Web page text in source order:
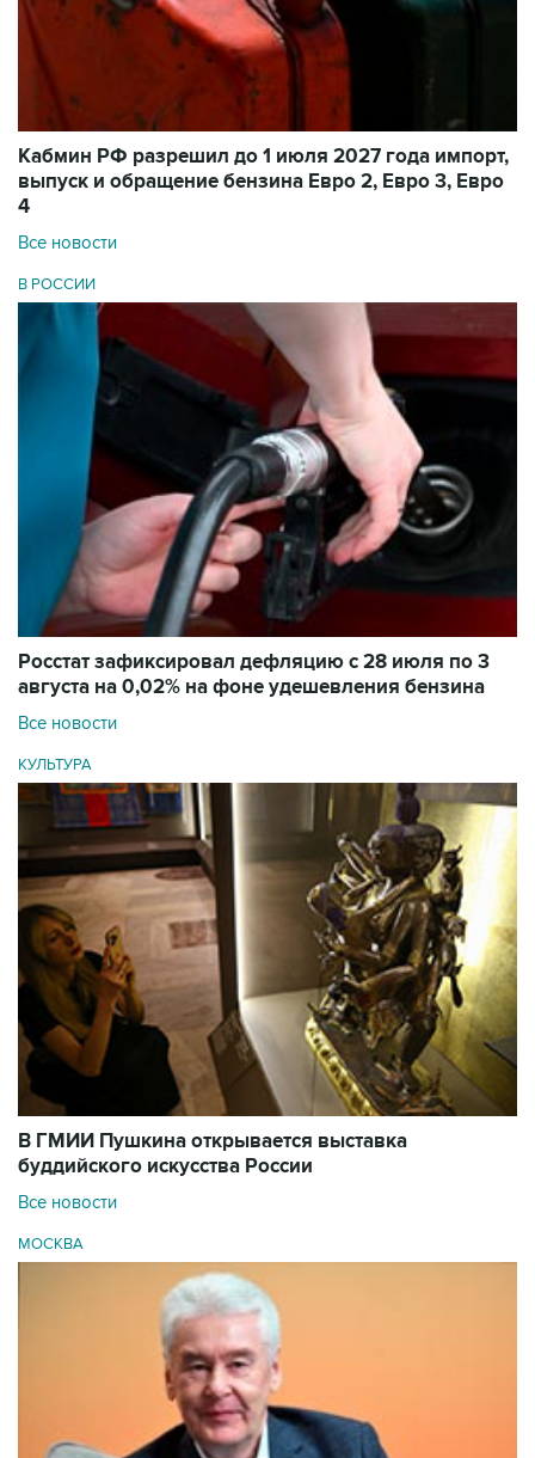
Кабмин РФ разрешил до 1 июля 2027 года импорт,
выпуск и обращение бензина Евро 2, Евро 3, Евро
4
Все новости
В РОССИИ
Росстат зафиксировал дефляцию с 28 июля по 3
августа на 0,02% на фоне удешевления бензина
Все новости
КУЛЬТУРА
В ГМИИ Пушкина открывается выставка
буддийского искусства России
Все новости
МОСКВА